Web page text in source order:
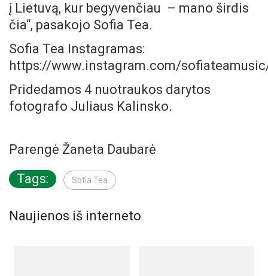
į Lietuvą, kur begyvenčiau – mano širdis
čia“, pasakojo Sofia Tea.
Sofia Tea Instagramas:
https://www.instagram.com/
Pridedamos 4 nuotraukos darytos
fotografo Juliaus Kalinsko.
Parengė Žaneta Daubarė
Tags:
Sofia Tea
Naujienos iš interneto